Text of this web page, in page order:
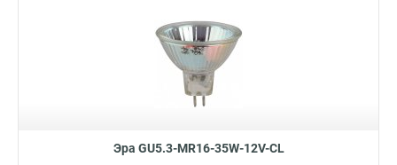
Эра GU5.3-MR16-35W-12V-CL